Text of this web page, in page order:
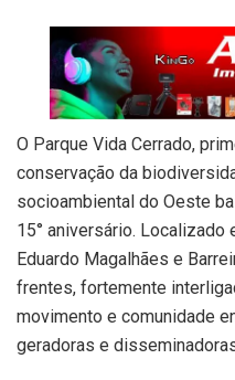
O Parque Vida Cerrado,
conservação da
socioambiental do Oeste
15° aniversário.
Eduardo Magalhães e
frentes, fortemente
movimento e comunidade
geradoras e